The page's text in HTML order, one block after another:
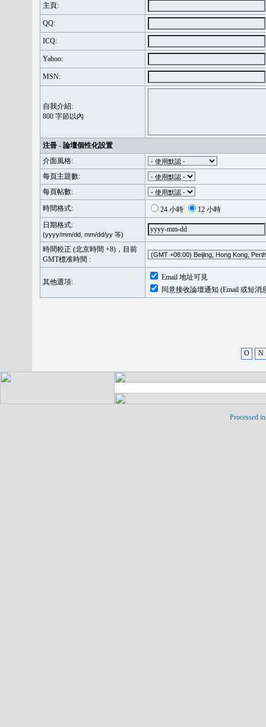
主頁:
QQ:
ICQ:
Yahoo:
MSN:
自我介紹:
800 字節以內
注冊 - 論壇個性化設置
介面風格:
每頁主題數:
每頁帖數:
時間格式:
24 小時
12 小時
日期格式:
(yyyy/mm/dd, mm/dd/yy 等)
時間較正 (北京時間 +8)，目前
GMT標准時間 :
其他選項:
Email 地址可見
同意接收論壇通知 (Email 或短消
O N
Processed